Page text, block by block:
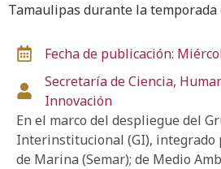
Tamaulipas durante la temporada
Fecha de publicación:
Secretaría de Ciencia,
Innovación
En el marco del despliegue del
Interinstitucional (GI), integrado
de Marina (Semar); de Medio